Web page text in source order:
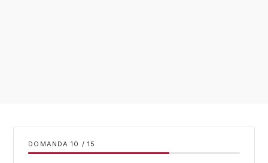
DOMANDA / 15